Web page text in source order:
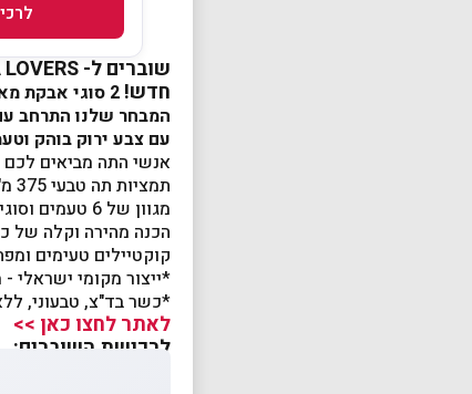
שוברים ל- TEA LOVERS
חדש! 2 סוגי אבקת מאצ'ה חדשה נחתו מיפן!
המבחר שלנו התרחב
עם צבע ירוק בוהק
אנשי התה מביאים
תמציות תה טבעי 375 מ"ל - על בסיס עלי תה אמיתיים, צמחים, פירות ותבלינים.
מגוון של 6 טעמים וסוגים שונים המייצרים חוויה חדשה המתאימה לכל המשפחה (20 שניות להכנת משקה).
קוקטיילים טעימים
*ייצור מקומי ישראלי
*כשר בד"צ, טבעוני,
לאתר לחצו כאן >>
לרכישת השוברים: